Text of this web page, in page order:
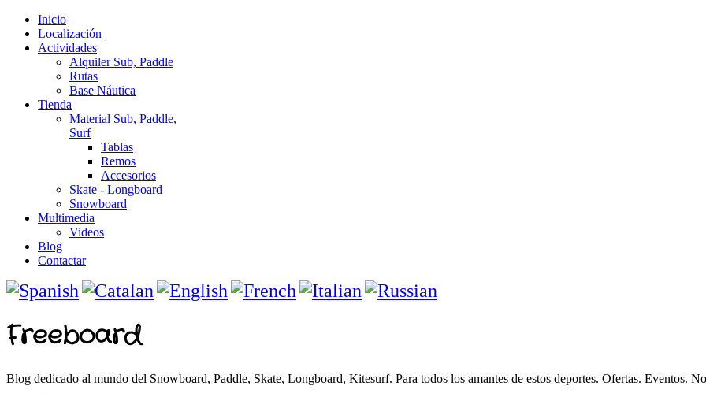
Inicio
Localización
Actividades
Alquiler Sub, Paddle
Rutas
Base Náutica
Tienda
Material Sub, Paddle,
Surf
Tablas
Remos
Accesorios
Skate - Longboard
Snowboard
Multimedia
Videos
Blog
Contactar
Freeboard
Blog dedicado al mundo del Snowboard, Paddle, Skate, Longboard, Kitesurf. Para todos los amantes de estos deportes. Ofertas. Eventos.